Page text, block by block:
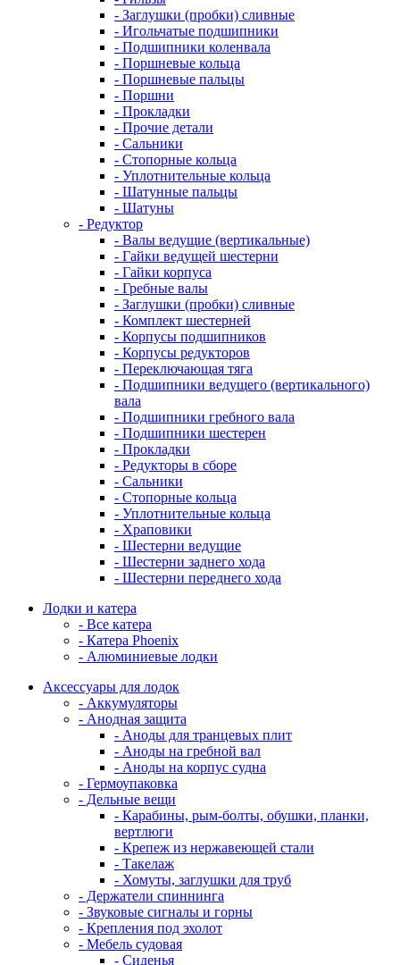
- Заглушки (пробки) сливные
- Игольчатые подшипники
- Подшипники коленвала
- Поршневые кольца
- Поршневые пальцы
- Поршни
- Прокладки
- Прочие детали
- Сальники
- Стопорные кольца
- Уплотнительные кольца
- Шатунные пальцы
- Шатуны
- Редуктор
- Валы ведущие (вертикальные)
- Гайки ведущей шестерни
- Гайки корпуса
- Гребные валы
- Заглушки (пробки) сливные
- Комплект шестерней
- Корпусы подшипников
- Корпусы редукторов
- Переключающая тяга
- Подшипники ведущего (вертикального)
вала
- Подшипники гребного вала
- Подшипники шестерен
- Прокладки
- Редукторы в сборе
- Сальники
- Стопорные кольца
- Уплотнительные кольца
- Храповики
- Шестерни ведущие
- Шестерни заднего хода
- Шестерни переднего хода
Лодки и катера
- Все катера
- Катера Phoenix
- Алюминиевые лодки
Аксессуары для лодок
- Аккумуляторы
- Анодная защита
- Аноды для транцевых плит
- Аноды на гребной вал
- Аноды на корпус судна
- Гермоупаковка
- Дельные вещи
- Карабины, рым-болты, обушки, планки,
вертлюги
- Крепеж из нержавеющей стали
- Такелаж
- Хомуты, заглушки для труб
- Держатели спиннинга
- Звуковые сигналы и горны
- Крепления под эхолот
- Мебель судовая
- Сиденья